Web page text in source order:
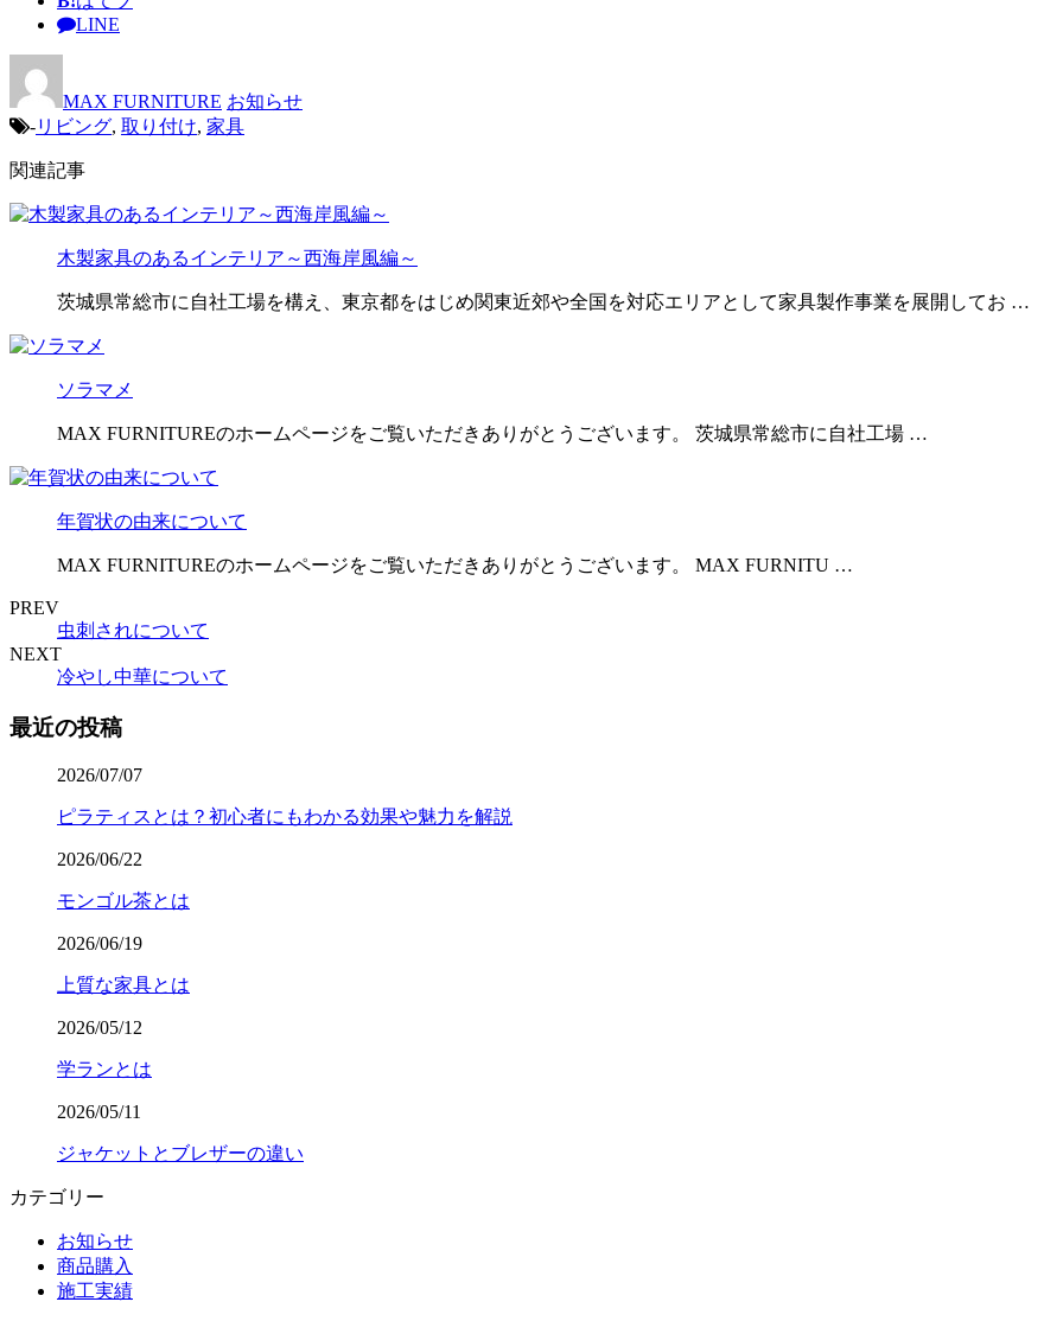
LINE
MAX FURNITURE お知らせ
-リビング, 取り付け, 家具
関連記事
木製家具のあるインテリア～西海岸風編～
茨城県常総市に自社工場を構え、東京都をはじめ関東近郊や全国を対応エリアとして家具製作事業を展開してお …
ソラマメ
MAX FURNITUREのホームページをご覧いただきありがとうございます。 茨城県常総市に自社工場 …
年賀状の由来について
MAX FURNITUREのホームページをご覧いただきありがとうございます。 MAX FURNITU …
PREV
虫刺されについて
NEXT
冷やし中華について
最近の投稿
2026/07/07
ピラティスとは？初心者にもわかる効果や魅力を解説
2026/06/22
モンゴル茶とは
2026/06/19
上質な家具とは
2026/05/12
学ランとは
2026/05/11
ジャケットとブレザーの違い
カテゴリー
お知らせ
商品購入
施工実績